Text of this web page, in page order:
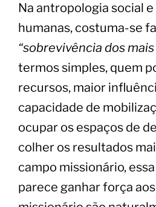
Na antropologia social
humanas, costuma-se
“sobrevivência dos mais
termos simples, quem
recursos, maior
capacidade de
ocupar os espaços de
colher os resultados
campo missionário,
parece ganhar força